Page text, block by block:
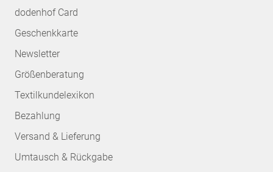
dodenhof Card
Geschenkkarte
Newsletter
Größenberatung
Textilkundelexikon
Bezahlung
Versand & Lieferung
Umtausch & Rückgabe